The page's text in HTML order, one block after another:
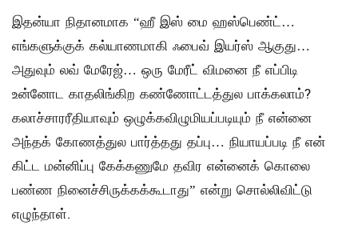
இதன்யா நிதானமாக “ஹீ இஸ் மை ஹஸ்பெண்ட்…
எங்களுக்குக் கல்யாணமாகி ஃபைவ் இயர்ஸ் ஆகுது…
அதுவும் லவ் மேரேஜ்… ஒரு மேரீட் விமனை நீ எப்பிடி
உன்னோட காதலிங்கிற கண்ணோட்டத்துல பாக்கலாம்?
கலாச்சாரரீதியாவும் ஒழுக்கவிழுமியப்படியும் நீ என்னை
அந்தக் கோணத்துல பார்த்தது தப்பு… நியாயப்படி நீ என்
கிட்ட மன்னிப்பு கேக்கணுமே தவிர என்னைக் கொலை
பண்ண நினைச்சிருக்கக்கூடாது” என்று சொல்லிவிட்டு
எழுந்தாள்.